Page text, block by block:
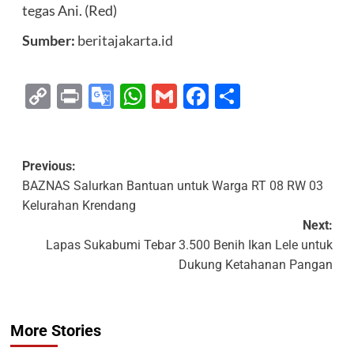
tegas Ani. (Red)
Sumber: beritajakarta.id
CopyPrintGoogle
WhatsApp
GmailFacebook
Share
Previous:
BAZNAS Salurkan Bantuan untuk Warga RT 08 RW 03
Kelurahan Krendang
Next:
Lapas Sukabumi Tebar 3.500 Benih Ikan Lele untuk
Dukung Ketahanan Pangan
More Stories